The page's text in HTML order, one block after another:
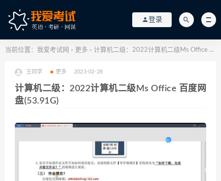
登录
当前位置： 我爱考试网 > 更多 > 计算机二级：2022计算机二级Ms Office 百度网盘(53.91G)
王同学 更多 2023-02-28
计算机二级：2022计算机二级Ms Office 百度网
盘(53.91G)